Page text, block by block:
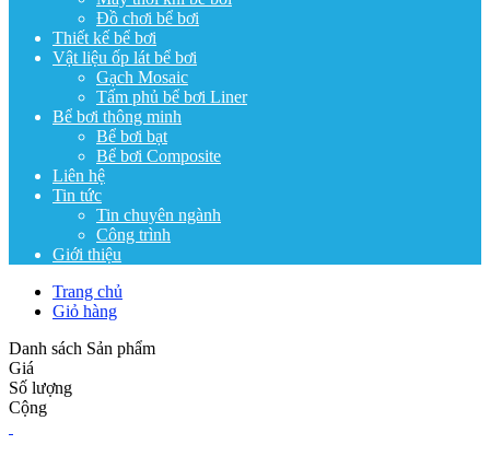
Đồ chơi bể bơi
Thiết kế bể bơi
Vật liệu ốp lát bể bơi
Gạch Mosaic
Tấm phủ bể bơi Liner
Bể bơi thông minh
Bể bơi bạt
Bể bơi Composite
Liên hệ
Tin tức
Tin chuyên ngành
Công trình
Giới thiệu
Trang chủ
Giỏ hàng
Danh sách Sản phẩm
Giá
Số lượng
Cộng